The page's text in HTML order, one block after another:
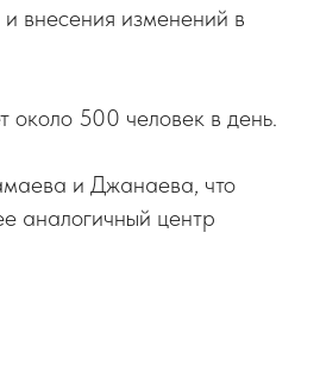
внесения изменений в
около 500 человек в день.
и Джанаева, что
аналогичный центр